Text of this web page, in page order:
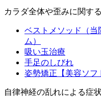
カラダ全体や歪みに関す
ベストメソッド（当
ム）
吸い玉治療
手足のしびれ
姿勢矯正【美容ソフ
自律神経の乱れによる症状